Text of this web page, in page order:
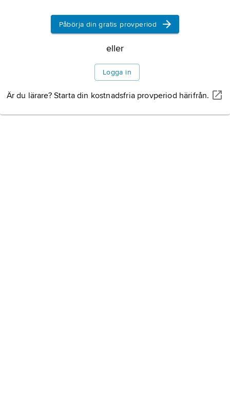
Påbörja din gratis provperiod
eller
Logga in
Är du lärare? Starta din kostnadsfria provperiod härifrån.